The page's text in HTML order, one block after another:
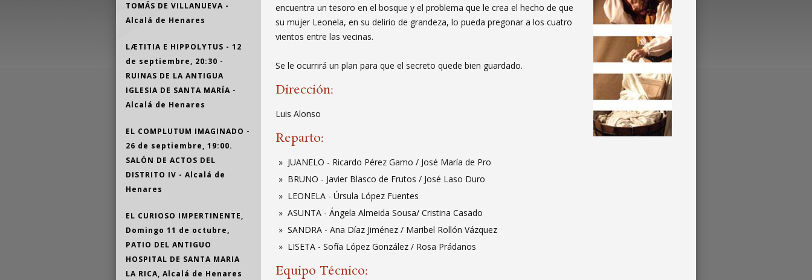
TOMÁS DE VILLANUEVA -
Alcalá de Henares
LÆTITIA E HIPPOLYTUS - 12
de septiembre, 20:30 -
RUINAS DE LA ANTIGUA
IGLESIA DE SANTA MARÍA -
Alcalá de Henares
EL COMPLUTUM IMAGINADO -
26 de septiembre, 19:00.
SALÓN DE ACTOS DEL
DISTRITO IV - Alcalá de
Henares
EL CURIOSO IMPERTINENTE,
Domingo 11 de octubre,
PATIO DEL ANTIGUO
HOSPITAL DE SANTA MARIA
LA RICA, Alcalá de Henares
encuentra un tesoro en el bosque y el problema que le crea el hecho de que
su mujer Leonela, en su delirio de grandeza, lo pueda pregonar a los cuatro
vientos entre las vecinas.
Se le ocurrirá un plan para que el secreto quede bien guardado.
Dirección:
Luis Alonso
Reparto:
JUANELO - Ricardo Pérez Gamo / José María de Pro
BRUNO - Javier Blasco de Frutos / José Laso Duro
LEONELA - Úrsula López Fuentes
ASUNTA - Ángela Almeida Sousa/ Cristina Casado
SANDRA - Ana Díaz Jiménez / Maribel Rollón Vázquez
LISETA - Sofía López González / Rosa Prádanos
Equipo Técnico: